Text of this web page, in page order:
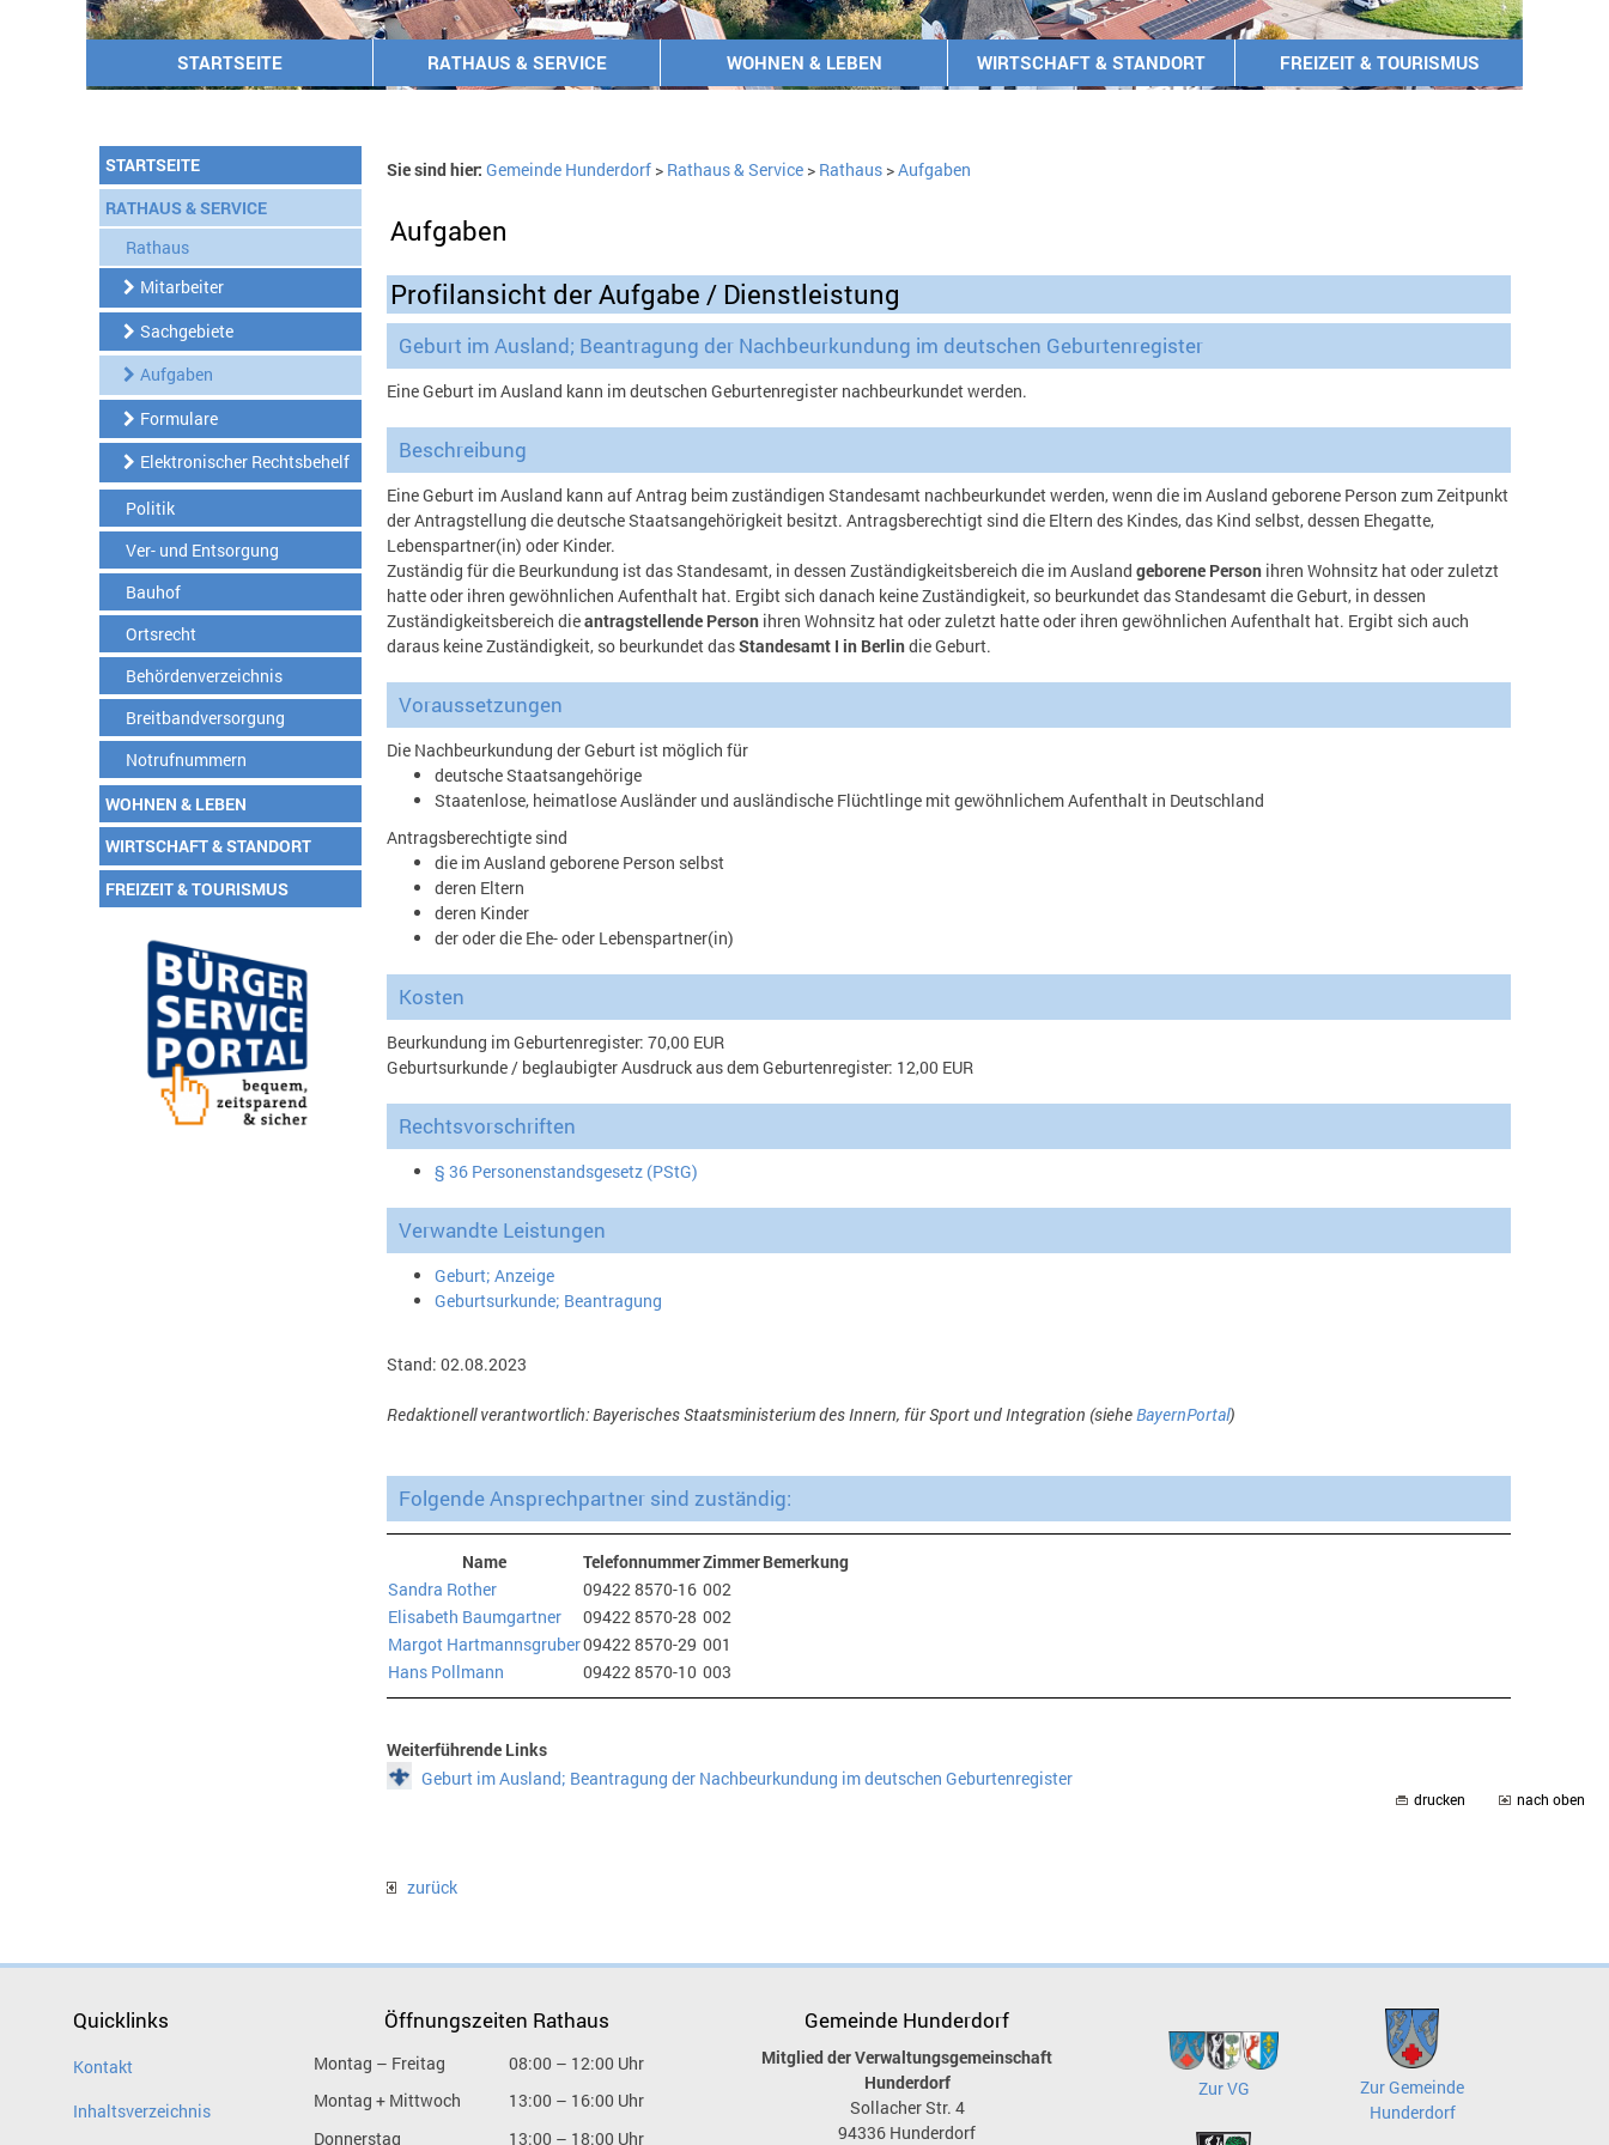
STARTSEITE RATHAUS & SERVICE WOHNEN & LEBEN WIRTSCHAFT & STANDORT FREIZEIT & TOURISMUS
STARTSEITE
RATHAUS & SERVICE
Rathaus
Mitarbeiter
Sachgebiete
Aufgaben
Formulare
Elektronischer Rechtsbehelf
Politik
Ver- und Entsorgung
Bauhof
Ortsrecht
Behördenverzeichnis
Breitbandversorgung
Notrufnummern
WOHNEN & LEBEN
WIRTSCHAFT & STANDORT
FREIZEIT & TOURISMUS
Sie sind hier: Gemeinde Hunderdorf> Rathaus & Service> Rathaus>Aufgaben
Aufgaben
Profilansicht der Aufgabe / Dienstleistung
Geburt im Ausland; Beantragung der Nachbeurkundung im deutschen Geburtenregister
Eine Geburt im Ausland kann im deutschen Geburtenregister nachbeurkundet werden.
Beschreibung
Eine Geburt im Ausland kann auf Antrag beim zuständigen Standesamt nachbeurkundet werden, wenn die im Ausland geborene Person zum Zeitpunkt
der Antragstellung die deutsche Staatsangehörigkeit besitzt. Antragsberechtigt sind die Eltern des Kindes, das Kind selbst, dessen Ehegatte,
Lebenspartner(in) oder Kinder.
Zuständig für die Beurkundung ist das Standesamt, in dessen Zuständigkeitsbereich die im Ausland geborene Person ihren Wohnsitz hat oder zuletzt
hatte oder ihren gewöhnlichen Aufenthalt hat. Ergibt sich danach keine Zuständigkeit, so beurkundet das Standesamt die Geburt, in dessen
Zuständigkeitsbereich dieantragstellende Person ihren Wohnsitz hat oder zuletzt hatte oder ihren gewöhnlichen Aufenthalt hat. Ergibt sich auch
daraus keine Zuständigkeit, so beurkundet dasStandesamt I in Berlindie Geburt.
Voraussetzungen
Die Nachbeurkundung der Geburt ist möglich für
deutsche Staatsangehörige
Staatenlose, heimatlose Ausländer und ausländische Flüchtlinge mit gewöhnlichem Aufenthalt in Deutschland
Antragsberechtigte sind
die im Ausland geborene Person selbst
deren Eltern
deren Kinder
der oder die Ehe- oder Lebenspartner(in)
Kosten
Beurkundung im Geburtenregister: 70,00 EUR
Geburtsurkunde / beglaubigter Ausdruck aus dem Geburtenregister: 12,00 EUR
Rechtsvorschriften
§ 36 Personenstandsgesetz (PStG)
Verwandte Leistungen
Geburt; Anzeige
Geburtsurkunde; Beantragung
Stand: 02.08.2023
Redaktionell verantwortlich: Bayerisches Staatsministerium des Innern, für Sport und Integration (siehe BayernPortal)
Folgende Ansprechpartner sind zuständig:
Name TelefonnummerZimmerBemerkung
Sandra Rother
09422 8570-16 002
Elisabeth Baumgartner
09422 8570-28 002
Margot Hartmannsgruber09422 8570-29 001
Hans Pollmann
09422 8570-10 003
Weiterführende Links
Geburt im Ausland; Beantragung der Nachbeurkundung im deutschen Geburtenregister
zurück
drucken nach oben
Quicklinks
Kontakt
Inhaltsverzeichnis
Öffnungszeiten Rathaus
Montag – Freitag
08:00 – 12:00 Uhr
Montag + Mittwoch
13:00 – 16:00 Uhr
Donnerstag
13:00 – 18:00 Uhr
Gemeinde Hunderdorf
Mitglied der Verwaltungsgemeinschaft
Hunderdorf
Sollacher Str. 4
94336 Hunderdorf
Zur VG
Zur Gemeinde
Hunderdorf